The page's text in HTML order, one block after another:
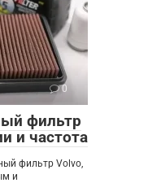
0
фильтр
и частота
фильтр Volvo,
и